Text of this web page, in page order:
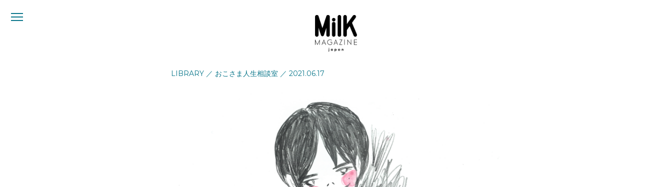
メ
LIBRARY ／ おこさま人生相談室 ／ 2021.06.17